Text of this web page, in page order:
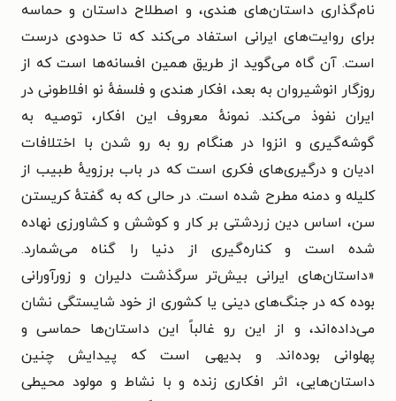
نام‌گذاری داستان‌های هندی، و اصطلاح داستان و حماسه
برای روایت‌های ایرانی استفاد می‌کند که تا حدودی درست
است. آن گاه می‌گوید از طریق همین افسانه‌ها است که از
روزگار انوشیروان به بعد، افکار هندی و فلسفهٔ نو افلاطونی در
ایران نفوذ می‌کند. نمونهٔ معروف این افکار، توصیه به
گوشه‌گیری و انزوا در هنگام رو به رو شدن با اختلافات
ادیان و درگیری‌های فکری است که در باب برزویهٔ طبیب از
کلیله و دمنه مطرح شده است. در حالی که به گفتهٔ کریستن
سن، اساس دین زردشتی بر کار و کوشش و کشاورزی نهاده
شده است و کناره‌گیری از دنیا را گناه می‌شمارد.
«داستان‌های ایرانی بیش‌تر سرگذشت دلیران و زورآورانی
بوده که در جنگ‌های دینی یا کشوری از خود شایستگی نشان
می‌داده‌اند، و از این رو غالباً این داستان‌ها حماسی و
پهلوانی بوده‌اند. و بدیهی است که پیدایش چنین
داستان‌هایی، اثر افکاری زنده و با نشاط و مولود محیطی